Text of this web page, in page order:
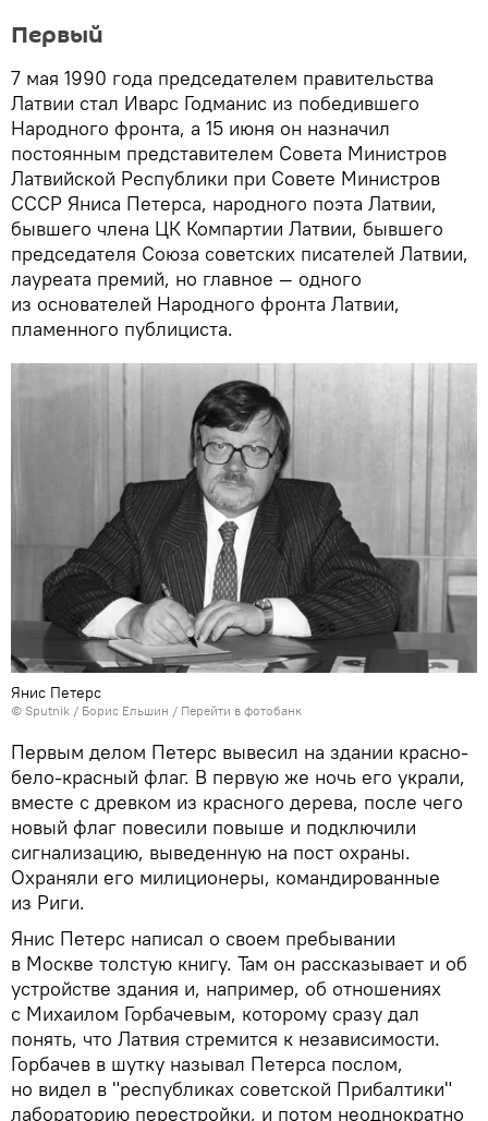
Первый
7 мая 1990 года председателем правительства
Латвии стал Иварс Годманис из победившего
Народного фронта, а 15 июня он назначил
постоянным представителем Совета Министров
Латвийской Республики при Совете Министров
СССР Яниса Петерса, народного поэта Латвии,
бывшего члена ЦК Компартии Латвии, бывшего
председателя Союза советских писателей Латвии,
лауреата премий, но главное — одного
из основателей Народного фронта Латвии,
пламенного публициста.
Янис Петерс
© Sputnik / Борис Ельшин / Перейти в фотобанк
Первым делом Петерс вывесил на здании красно-
бело-красный флаг. В первую же ночь его украли,
вместе с древком из красного дерева, после чего
новый флаг повесили повыше и подключили
сигнализацию, выведенную на пост охраны.
Охраняли его милиционеры, командированные
из Риги.
Янис Петерс написал о своем пребывании
в Москве толстую книгу. Там он рассказывает и об
устройстве здания и, например, об отношениях
с Михаилом Горбачевым, которому сразу дал
понять, что Латвия стремится к независимости.
Горбачев в шутку называл Петерса послом,
но видел в "республиках советской Прибалтики"
лабораторию перестройки, и потом неоднократно